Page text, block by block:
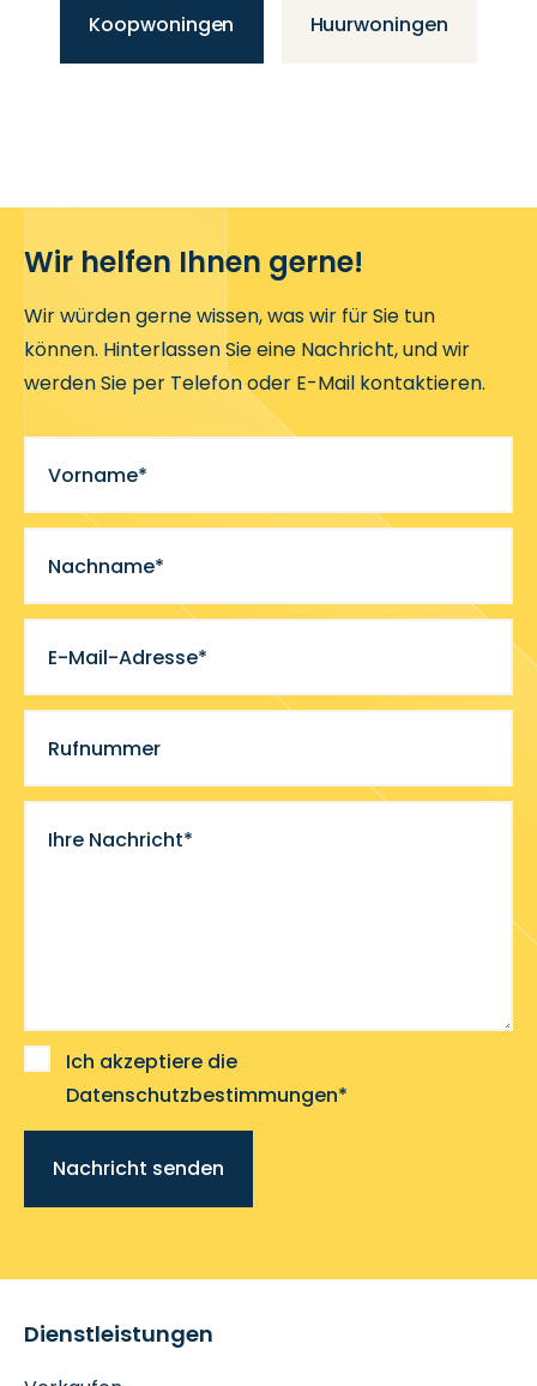
Koopwoningen Huurwoningen
Wir helfen Ihnen gerne!
Wir würden gerne wissen, was wir für Sie tun
können. Hinterlassen Sie eine Nachricht, und wir
werden Sie per Telefon oder E-Mail kontaktieren.
Vorname*
Nachname*
E-Mail-Adresse*
Rufnummer
Ihre Nachricht*
Ich akzeptiere die
Datenschutzbestimmungen*
Nachricht senden
Dienstleistungen